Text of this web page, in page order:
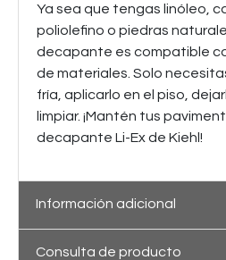
Ya sea que tengas linóleo,
poliolefino o piedras
decapante es compatible
de materiales. Solo
fría, aplicarlo en el piso,
limpiar. ¡Mantén tus
decapante Li-Ex de Kiehl!
Información adicional
Consulta de producto